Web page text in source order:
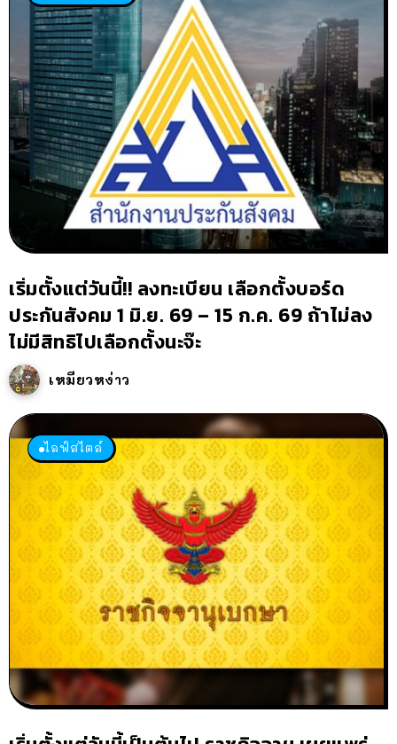
เริ่มตั้งแต่วันนี้!! ลงทะเบียน เลือกตั้งบอร์ด
ประกันสังคม 1 มิ.ย. 69 – 15 ก.ค. 69 ถ้าไม่ลง
ไม่มีสิทธิไปเลือกตั้งนะจ๊ะ
เหมียวหง่าว
ไลฟ์สไตล์